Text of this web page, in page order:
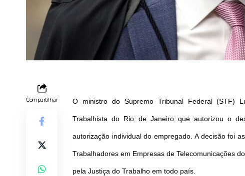
Compartilhar O ministro do Supremo Tribunal Federal (STF)
Trabalhista do Rio de Janeiro que autorizou o
autorização individual do empregado. A decisão foi
Trabalhadores em Empresas de Telecomunicações
pela Justiça do Trabalho em todo país.